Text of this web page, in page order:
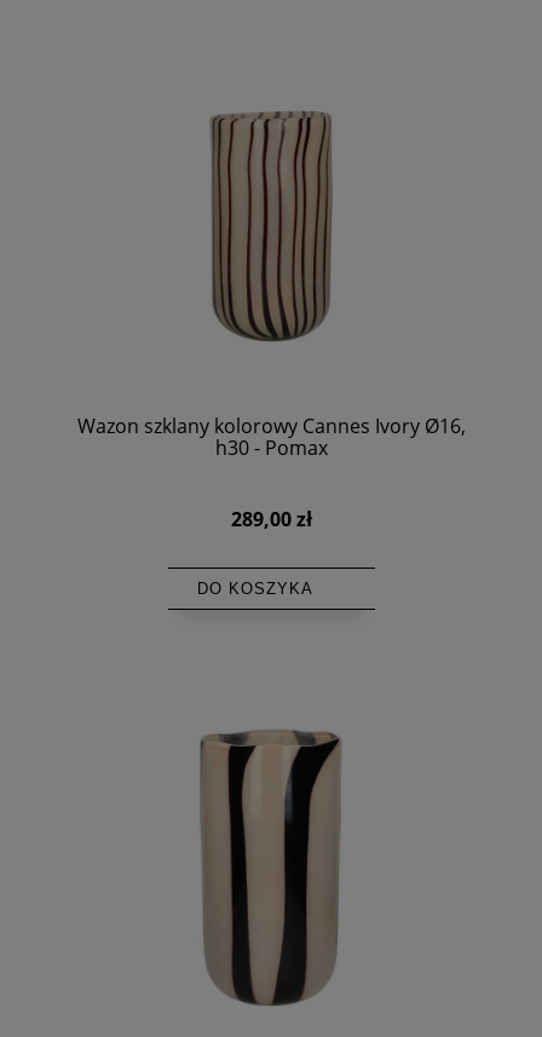
Wazon szklany kolorowy Cannes Ivory Ø16,
h30 - Pomax
289,00 zł
DO KOSZYKA